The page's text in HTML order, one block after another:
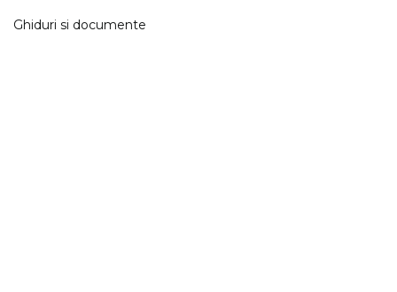
Ghiduri si documente